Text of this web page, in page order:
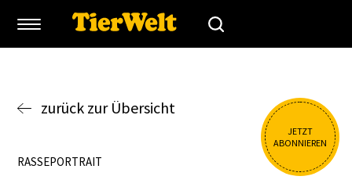
JETZT
ABONNIEREN
zurück zur Übersicht
RASSEPORTRAIT